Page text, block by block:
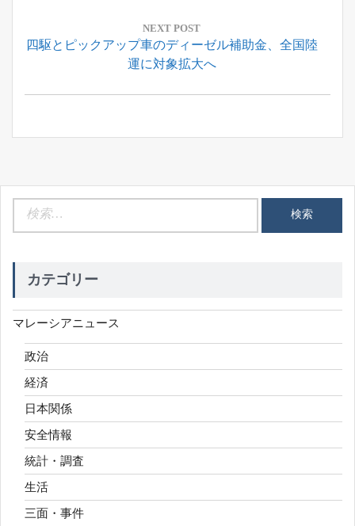
シ
ン
NEXT POST
Next
四駆とピックアップ車のディーゼル補助金、全国陸
運に対象拡大へ
カテゴリー
マレーシアニュース
政治
経済
日本関係
安全情報
統計・調査
生活
三面・事件